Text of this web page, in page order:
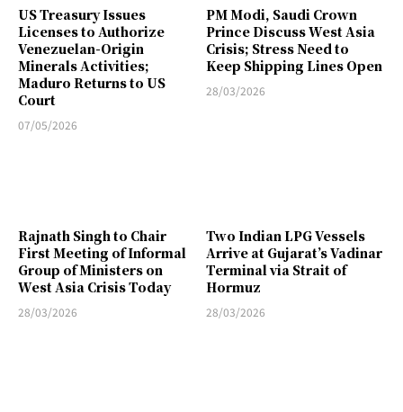
US Treasury Issues
Licenses to Authorize
Venezuelan-Origin
Minerals Activities;
Maduro Returns to US
Court
07/05/2026
PM Modi, Saudi Crown
Prince Discuss West Asia
Crisis; Stress Need to
Keep Shipping Lines Open
28/03/2026
Rajnath Singh to Chair
First Meeting of Informal
Group of Ministers on
West Asia Crisis Today
28/03/2026
Two Indian LPG Vessels
Arrive at Gujarat’s Vadinar
Terminal via Strait of
Hormuz
28/03/2026